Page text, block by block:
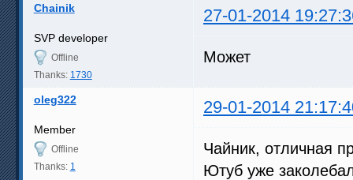
Chainik 27-01-2014
SVP developer
Offline
Thanks: 1730
Может
oleg322 29-01-2014
Member
Offline
Thanks: 1
Чайник, отличная
Ютуб уже